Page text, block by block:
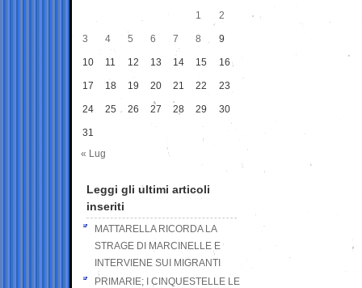
1
2
3 4 5 6 7 8 9
10 11 12 13 14 15 16
17 18 19 20 21 22 23
24 25 26 27 28 29 30
31
« Lug
Leggi gli ultimi articoli
inseriti
MATTARELLA RICORDA LA
STRAGE DI MARCINELLE E
INTERVIENE SUI MIGRANTI
PRIMARIE; I CINQUESTELLE LE